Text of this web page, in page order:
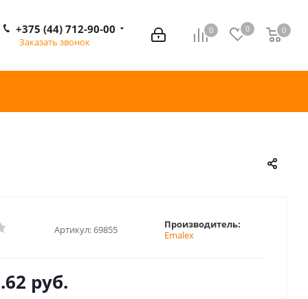
0 0 0
0
+375 (44) 712-90-00
Заказать звонок
Артикул:69855
Производитель:
Emalex
руб.